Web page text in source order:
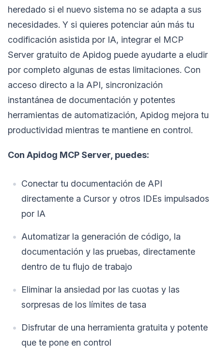
heredado si el nuevo sistema no se adapta a sus
necesidades. Y si quieres potenciar aún más tu
codificación asistida por IA, integrar el MCP
Server gratuito de Apidog puede ayudarte a eludir
por completo algunas de estas limitaciones. Con
acceso directo a la API, sincronización
instantánea de documentación y potentes
herramientas de automatización, Apidog mejora tu
productividad mientras te mantiene en control.
Con Apidog MCP Server, puedes:
Conectar tu documentación de API
directamente a Cursor y otros IDEs impulsados
por IA
Automatizar la generación de código, la
documentación y las pruebas, directamente
dentro de tu flujo de trabajo
Eliminar la ansiedad por las cuotas y las
sorpresas de los límites de tasa
Disfrutar de una herramienta gratuita y potente
que te pone en control